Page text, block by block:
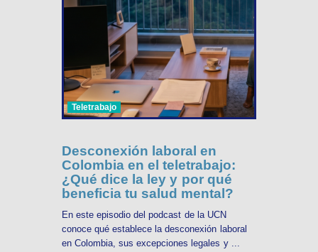
Teletrabajo
Desconexión laboral en
Colombia en el teletrabajo:
¿Qué dice la ley y por qué
beneficia tu salud mental?
En este episodio del podcast de la UCN
conoce qué establece la desconexión laboral
en Colombia, sus excepciones legales y ...